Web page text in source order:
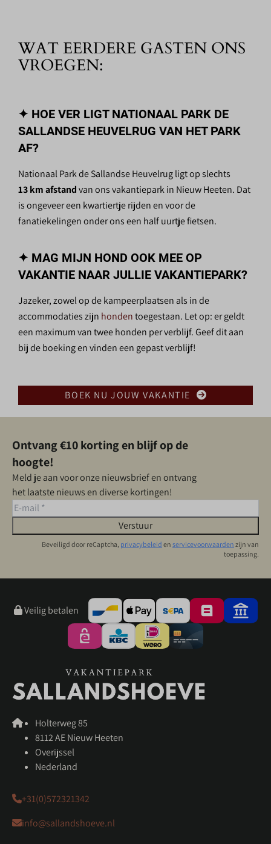
WAT EERDERE GASTEN ONS
VROEGEN:
✦ HOE VER LIGT NATIONAAL PARK DE
SALLANDSE HEUVELRUG VAN HET PARK
AF?
Nationaal Park de Sallandse Heuvelrug ligt op slechts
13 km afstandvan ons vakantiepark in Nieuw Heeten. Dat
is ongeveer een kwartiertje rijden en voor de
fanatiekelingen onder ons een half uurtje fietsen.
✦ MAG MIJN HOND OOK MEE OP
VAKANTIE NAAR JULLIE VAKANTIEPARK?
Jazeker, zowel op de kampeerplaatsen als in de
accommodaties zijn hondentoegestaan. Let op: er geldt
een maximum van twee honden per verblijf. Geef dit aan
bij de boeking en vinden een gepast verblijf!
BOEK NU JOUW VAKANTIE
Ontvang €10 korting en blijf op de
hoogte!
Meld je aan voor onze nieuwsbrief en ontvang
het laatste nieuws en diverse kortingen!
Verstuur
Beveiligd door reCaptcha, privacybeleid en servicevoorwaarden zijn van
toepassing.
Veilig betalen
Holterweg 85
8112 AE Nieuw Heeten
Overijssel
Nederland
+31(0)572321342
info@sallandshoeve.nl